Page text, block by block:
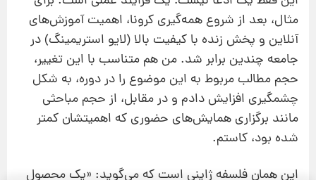
مثال، بعد از شروع همه‌گیری کرونا، اهمیت آموزش‌های
آنلاین و پخش زنده با کیفیت بالا (لایو استریمینگ) در
جامعه چندین برابر شد. من هم متناسب با این تغییر،
حجم مطالب مربوط به این موضوع را در دوره، به شکل
چشمگیری افزایش دادم و در مقابل، از حجم مباحثی
مانند برگزاری همایش‌های حضوری که اهمیتشان کمتر
شده بود، کاستم.
این همان فلسفه ژاپنی است که می‌گوید: «یک محصول
پیشنهاد ویژه